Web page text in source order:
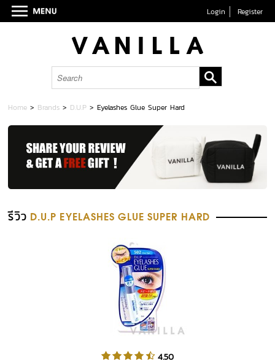
Login Register
Home > Brands > D.U.P >Eyelashes Glue Super Hard
รีวิว D.U.P EYELASHES GLUE SUPER HARD
4.50